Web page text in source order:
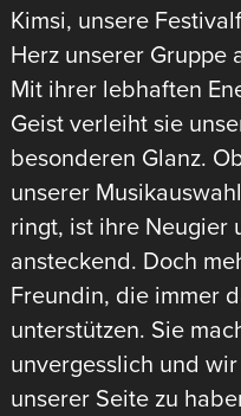
Kimsi, unsere
Herz unserer Gruppe
Mit ihrer lebhaften
Geist verleiht sie
besonderen Glanz.
unserer
ringt, ist ihre Neugier
ansteckend. Doch
Freundin, die immer
unterstützen. Sie
unvergesslich und
unserer Seite zu